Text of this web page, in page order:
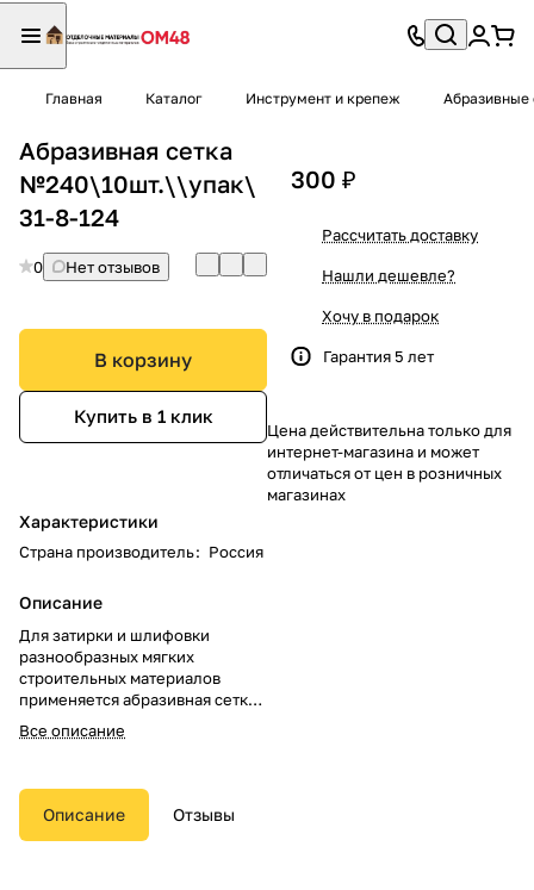
Главная Каталог Инструмент и крепеж Абразивные
Абразивная сетка
№240\10шт.\\упак\
31-8-124
0 Нет отзывов
В корзину
Купить в 1 клик
Характеристики
Страна производитель: Россия
Описание
Для затирки и шлифовки
разнообразных мягких
строительных материалов
применяется абразивная сетка.
Она подходит для обработки
больших участков
поверхностей, для шлифовки
гипсовой глади,
гипсокартонных плит,
Все описание
300 ₽
Рассчитать доставку
Нашли дешевле?
Хочу в подарок
Гарантия 5 лет
Цена действительна только для
интернет-магазина и может
отличаться от цен в розничных
магазинах
Описание Отзывы